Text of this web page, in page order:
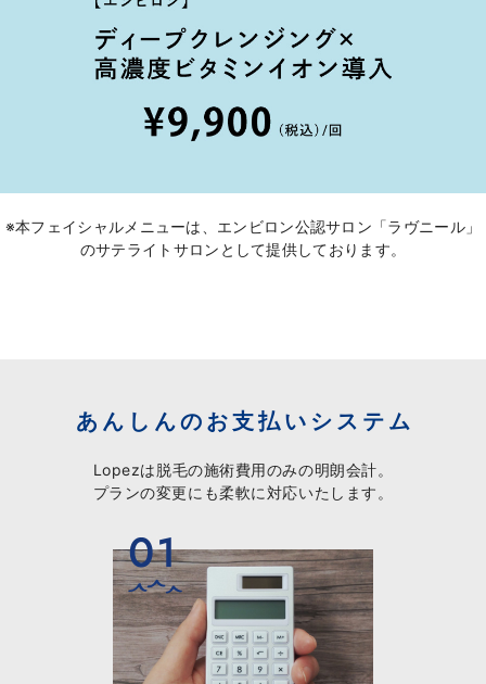
※本フェイシャルメニューは、エンビロン公認サロン「ラヴニール」
のサテライトサロンとして提供しております。
あんしんのお支払いシステム
Lopezは脱毛の施術費用のみの明朗会計。
プランの変更にも柔軟に対応いたします。